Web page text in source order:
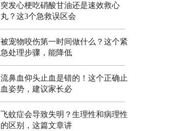
突发心梗吃硝酸甘油还是速效救心
丸？这3个急救误区会
被宠物咬伤第一时间做什么？这个紧
急处理步骤，能降低
流鼻血仰头止血是错的！这个正确止
血姿势，建议家长必
飞蚊症会导致失明？生理性和病理性
的区别，这篇文章讲